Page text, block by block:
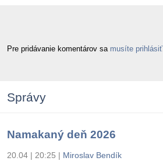
Pre pridávanie komentárov sa musíte prihlásiť
Správy
Namakaný deň 2026
20.04 | 20:25 | Miroslav Bendík